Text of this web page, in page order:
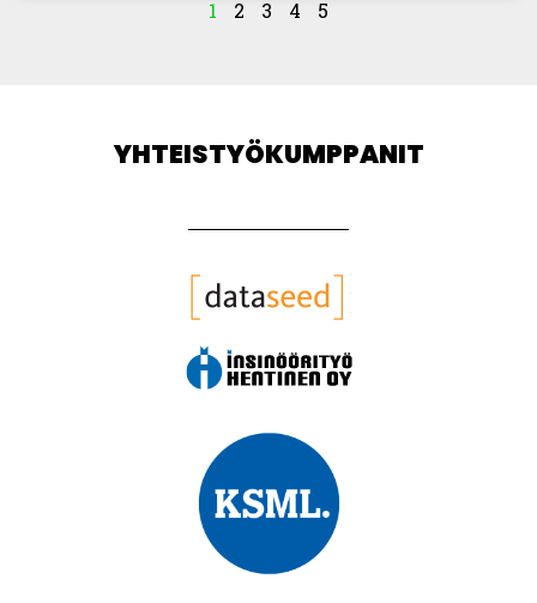
1 2 3 4 5
YHTEISTYÖKUMPPANIT